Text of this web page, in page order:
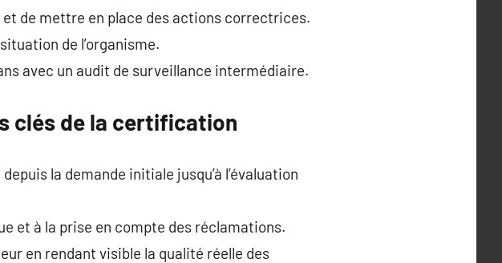
de mettre en place des actions correctrices.
de l’organisme.
avec un audit de surveillance intermédiaire.
clés de la certification
la demande initiale jusqu’à l’évaluation
et à la prise en compte des réclamations.
en rendant visible la qualité réelle des